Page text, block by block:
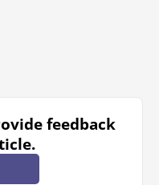
feedback